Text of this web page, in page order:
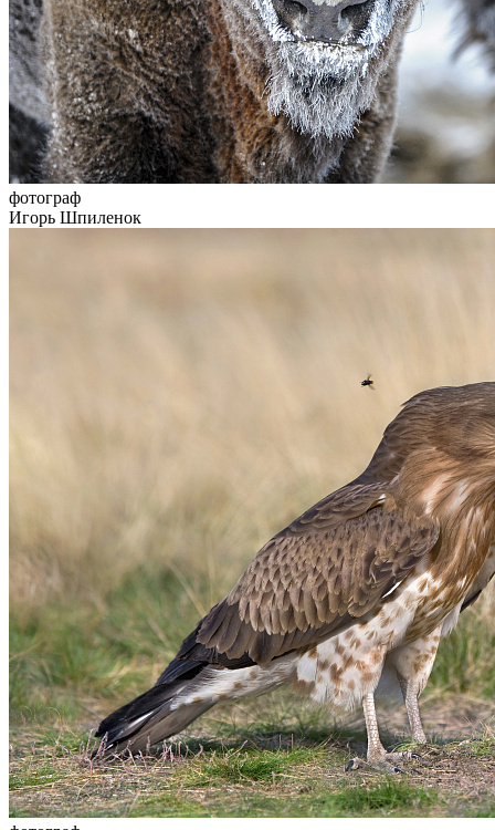
фотограф
Игорь Шпиленок